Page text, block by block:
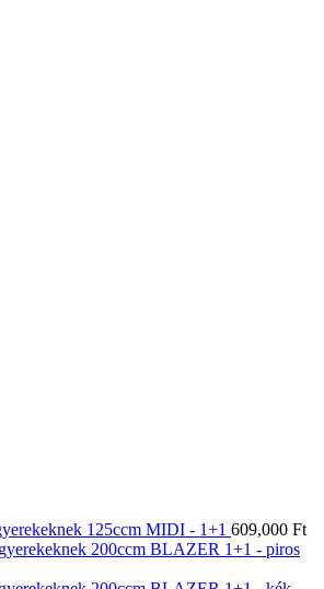
125ccm MIDI - 1+1 609,000 Ft
200ccm BLAZER 1+1 - piros